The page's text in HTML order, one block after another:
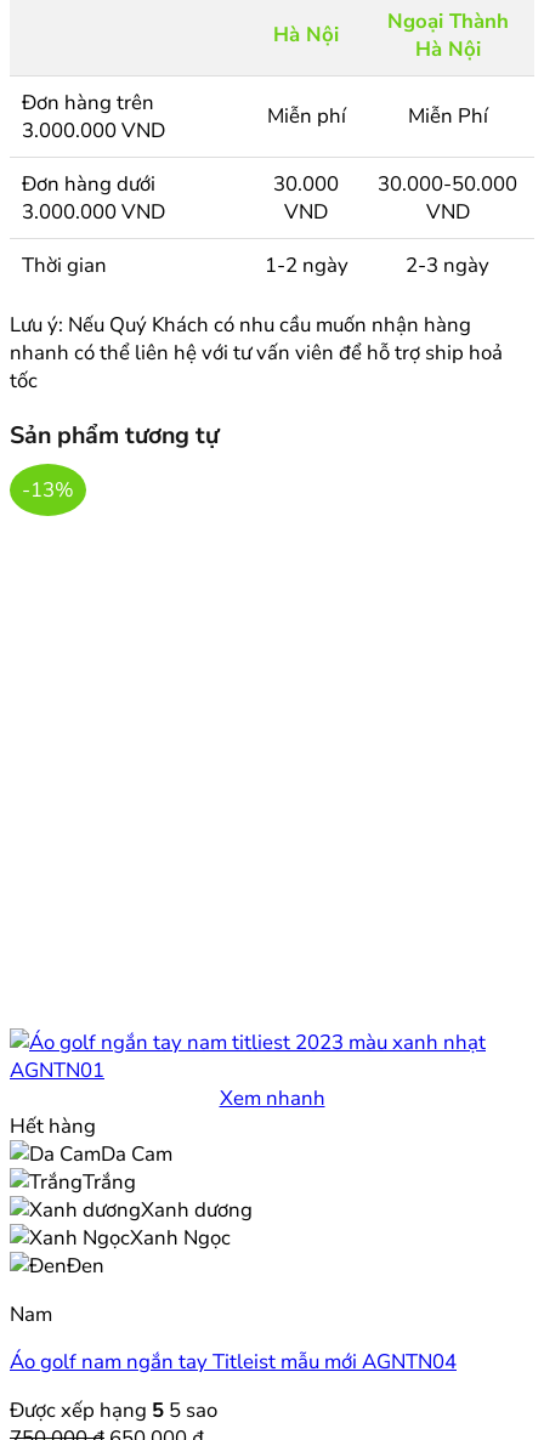
Hà Nội
Ngoại Thành
Hà Nội
Đơn hàng trên
3.000.000 VND
Miễn phí Miễn Phí
Đơn hàng dưới
3.000.000 VND
30.000
VND
30.000-50.000
VND
Thời gian
1-2 ngày 2-3 ngày
Lưu ý: Nếu Quý Khách có nhu cầu muốn nhận hàng
nhanh có thể liên hệ với tư vấn viên để hỗ trợ ship hoả
tốc
Sản phẩm tương tự
-13%
Xem nhanh
Hết hàng
Da Cam
Trắng
Xanh dương
Xanh Ngọc
Đen
Nam
Áo golf nam ngắn tay Titleist mẫu mới AGNTN04
Được xếp hạng 5 5 sao